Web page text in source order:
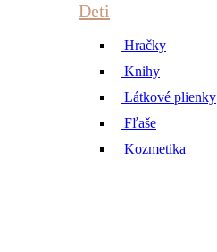
Deti
Hračky
Knihy
Látkové plienky
Fľaše
Kozmetika